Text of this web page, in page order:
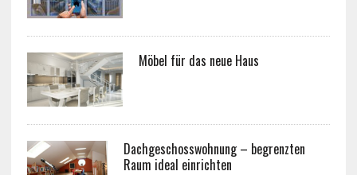
Möbel für das neue Haus
Dachgeschosswohnung – begrenzten
Raum ideal einrichten